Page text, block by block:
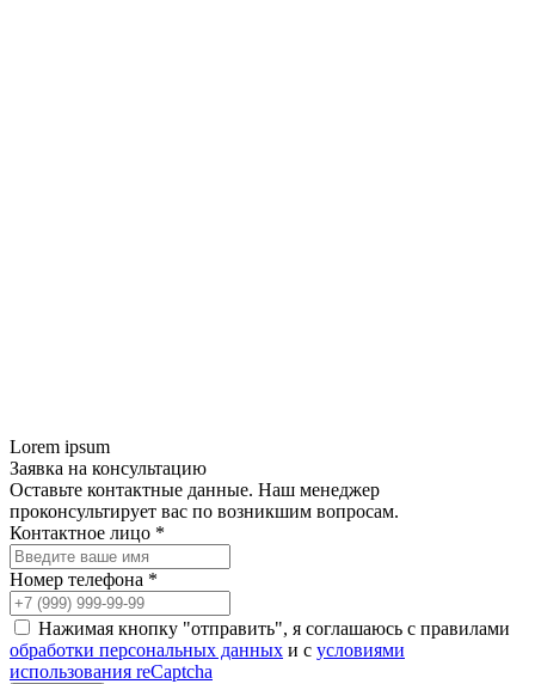
Lorem ipsum
Заявка на консультацию
Оставьте контактные данные. Наш менеджер
проконсультирует вас по возникшим вопросам.
Контактное лицо *
Номер телефона *
Нажимая кнопку "отправить", я соглашаюсь с правилами
обработки персональных данных и с условиями
использования reCaptcha